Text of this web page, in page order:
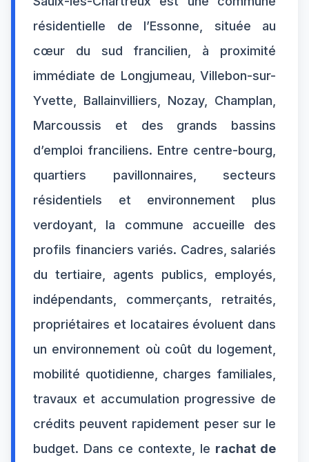
résidentielle de l’Essonne, située au
cœur du sud francilien, à proximité
immédiate de Longjumeau, Villebon-sur-
Yvette, Ballainvilliers, Nozay, Champlan,
Marcoussis et des grands bassins
d’emploi franciliens. Entre centre-bourg,
quartiers pavillonnaires, secteurs
résidentiels et environnement plus
verdoyant, la commune accueille des
profils financiers variés. Cadres, salariés
du tertiaire, agents publics, employés,
indépendants, commerçants, retraités,
propriétaires et locataires évoluent dans
un environnement où coût du logement,
mobilité quotidienne, charges familiales,
travaux et accumulation progressive de
crédits peuvent rapidement peser sur le
budget. Dans ce contexte, le rachat de